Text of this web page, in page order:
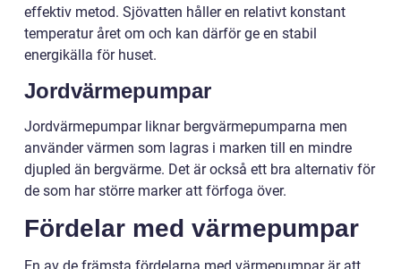
effektiv metod. Sjövatten håller en relativt konstant
temperatur året om och kan därför ge en stabil
energikälla för huset.
Jordvärmepumpar
Jordvärmepumpar liknar bergvärmepumparna men
använder värmen som lagras i marken till en mindre
djupled än bergvärme. Det är också ett bra alternativ för
de som har större marker att förfoga över.
Fördelar med värmepumpar
En av de främsta fördelarna med värmepumpar är att